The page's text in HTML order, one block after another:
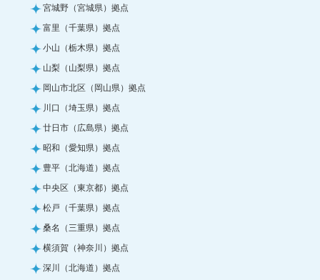
宮城野（宮城県）拠点
富里（千葉県）拠点
小山（栃木県）拠点
山梨（山梨県）拠点
岡山市北区（岡山県）拠点
川口（埼玉県）拠点
廿日市（広島県）拠点
昭和（愛知県）拠点
豊平（北海道）拠点
中央区（東京都）拠点
松戸（千葉県）拠点
桑名（三重県）拠点
横須賀（神奈川）拠点
深川（北海道）拠点